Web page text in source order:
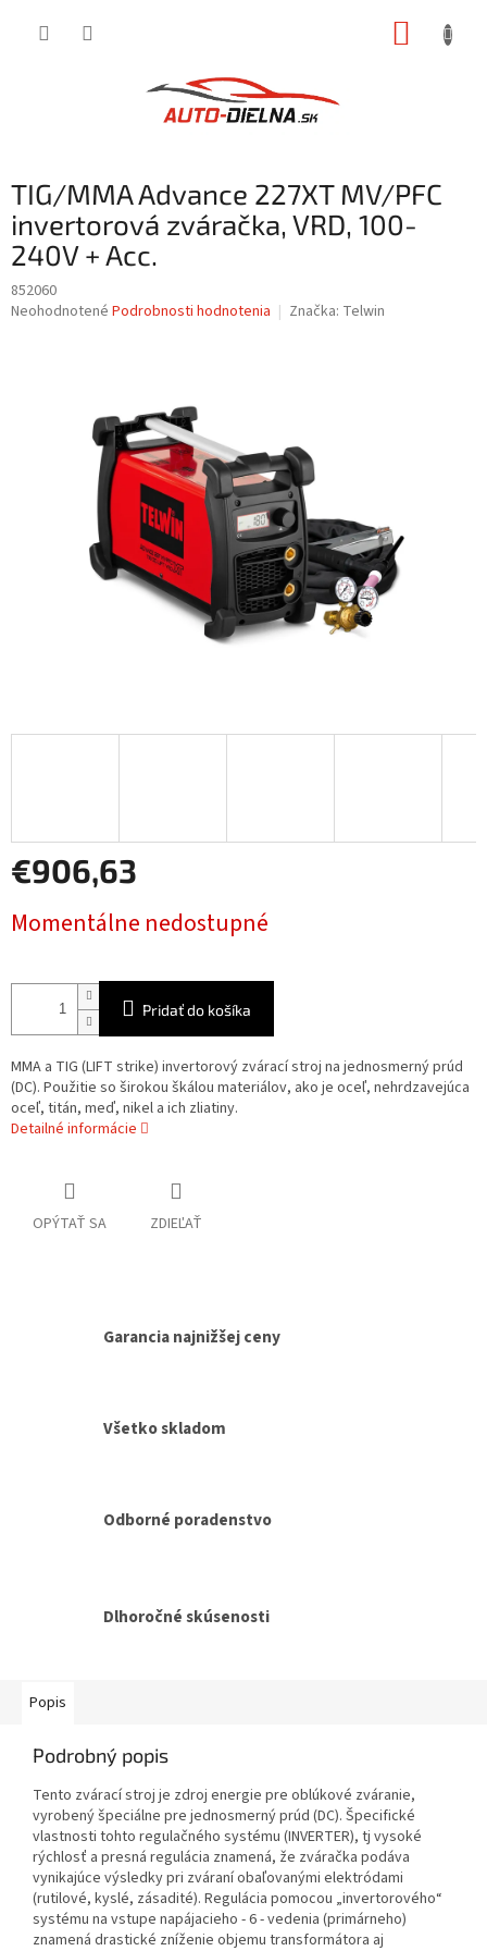
TIG/MMA Advance 227XT MV/PFC
invertorová zváračka, VRD, 100-
240V + Acc.
852060
Priemerné
Neohodnotené Podrobnosti hodnotenia Značka: Telwin
€906,63
cena:
Momentálne nedostupné
Pridať do košíka
MMA a TIG (LIFT strike) invertorový zvárací stroj na jednosmerný prúd
(DC). Použitie so širokou škálou materiálov, ako je oceľ, nehrdzavejúca
oceľ, titán, meď, nikel a ich zliatiny.
Detailné informácie
OPÝTAŤ SA ZDIEĽAŤ
Garancia najnižšej ceny
Všetko skladom
Odborné poradenstvo
Dlhoročné skúsenosti
Popis
Podrobný popis
Tento zvárací stroj je zdroj energie pre oblúkové zváranie,
vyrobený špeciálne pre jednosmerný prúd (DC). Špecifické
vlastnosti tohto regulačného systému (INVERTER), tj vysoké
rýchlosť a presná regulácia znamená, že zváračka podáva
vynikajúce výsledky pri zváraní obaľovanými elektródami
(rutilové, kyslé, zásadité). Regulácia pomocou „invertorového“
systému na vstupe napájacieho - 6 - vedenia (primárneho)
znamená drastické zníženie objemu transformátora aj